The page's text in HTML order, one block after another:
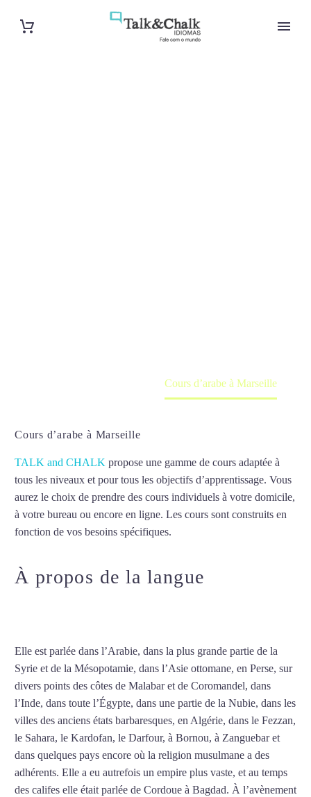
Cours d’arabe à Marseille
Cours d’arabe à Marseille
TALK and CHALK propose une gamme de cours adaptée à
tous les niveaux et pour tous les objectifs d’apprentissage. Vous
aurez le choix de prendre des cours individuels à votre domicile,
à votre bureau ou encore en ligne. Les cours sont construits en
fonction de vos besoins spécifiques.
À propos de la langue
Elle est parlée dans l’Arabie, dans la plus grande partie de la
Syrie et de la Mésopotamie, dans l’Asie ottomane, en Perse, sur
divers points des côtes de Malabar et de Coromandel, dans
l’Inde, dans toute l’Égypte, dans une partie de la Nubie, dans les
villes des anciens états barbaresques, en Algérie, dans le Fezzan,
le Sahara, le Kardofan, le Darfour, à Bornou, à Zanguebar et
dans quelques pays encore où la religion musulmane a des
adhérents. Elle a eu autrefois un empire plus vaste, et au temps
des califes elle était parlée de Cordoue à Bagdad. À l’avènement